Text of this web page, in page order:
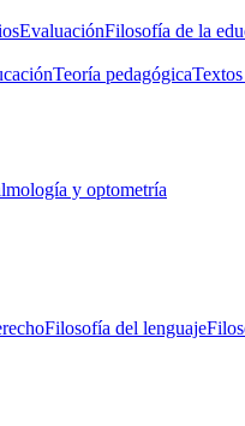
EvaluaciónFilosofía de la
Teoría pedagógica
y optometría
Filosofía del lenguaje